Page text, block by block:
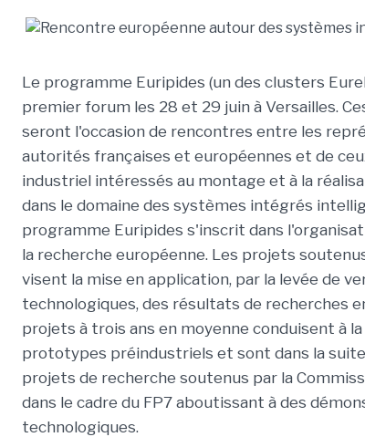
Le programme Euripides (un des clusters
premier forum les 28 et 29 juin à Versailles.
seront l'occasion de rencontres entre les
autorités françaises et européennes et de
industriel intéressés au montage et à la
dans le domaine des systèmes intégrés
programme Euripides s'inscrit dans
la recherche européenne. Les projets
visent la mise en application, par la levée de
technologiques, des résultats de recherches
projets à trois ans en moyenne conduisent à
prototypes préindustriels et sont dans la
projets de recherche soutenus par la
dans le cadre du FP7 aboutissant à des
technologiques.